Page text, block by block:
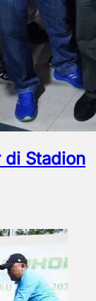
di Stadion